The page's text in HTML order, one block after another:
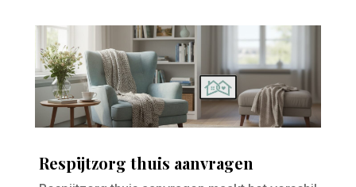
Respijtzorg thuis aanvragen